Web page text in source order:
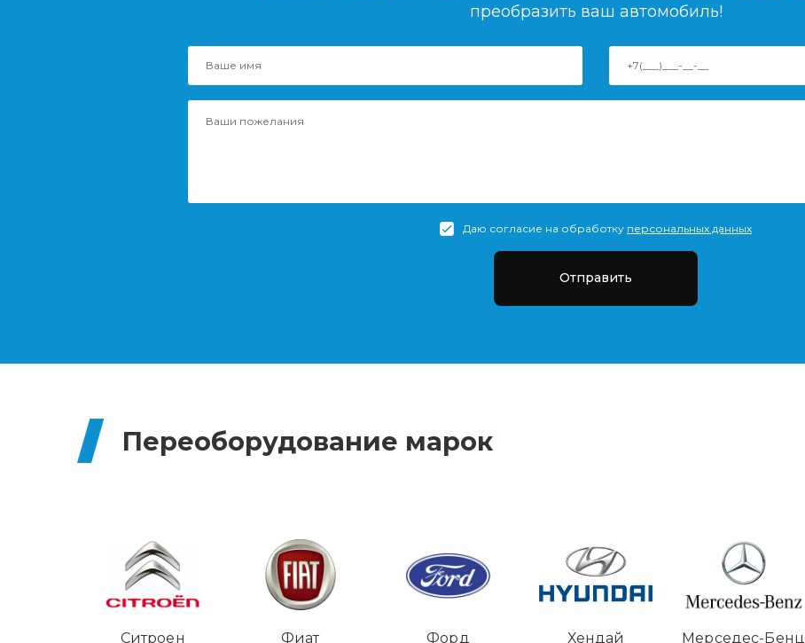
преобразить ваш автомобиль!
Даю согласие на обработку персональных данных
Отправить
Переоборудование марок
Ситроен Фиат Форд Хендай Мерседес-Бенц